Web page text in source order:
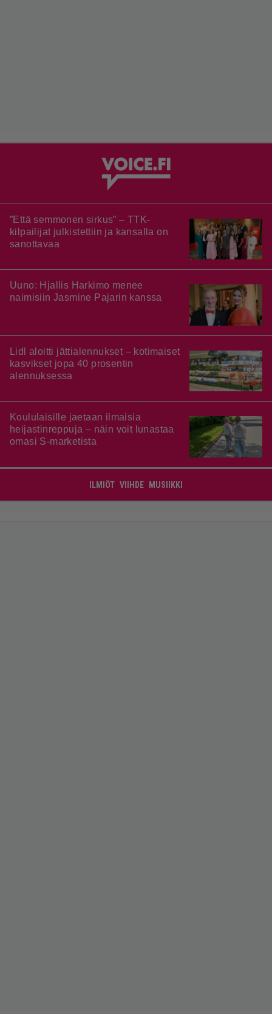
”Että semmonen sirkus” – TTK-
kilpailijat julkistettiin ja kansalla on
sanottavaa
Uuno: Hjallis Harkimo menee
naimisiin Jasmine Pajarin kanssa
Lidl aloitti jättialennukset – kotimaiset
kasvikset jopa 40 prosentin
alennuksessa
Koululaisille jaetaan ilmaisia
heijastinreppuja – näin voit lunastaa
omasi S-marketista
ILMIÖT VIIHDE MUSIIKKI